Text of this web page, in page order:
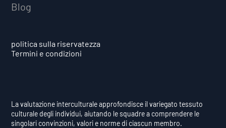
Blog
politica sulla riservatezza
Termini e condizioni
La valutazione interculturale approfondisce il variegato tessuto
culturale degli individui, aiutando le squadre a comprendere le
singolari convinzioni, valori e norme di ciascun membro.